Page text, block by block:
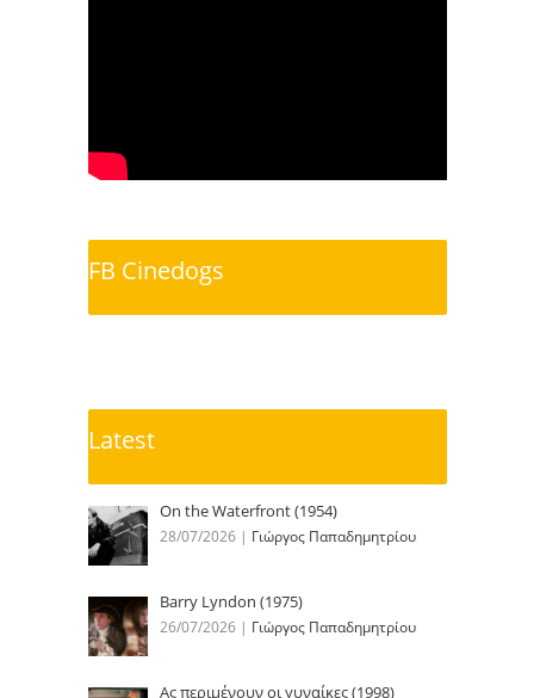
FB Cinedogs
Latest
On the Waterfront (1954)
28/07/2026 | Γιώργος Παπαδημητρίου
Barry Lyndon (1975)
26/07/2026 | Γιώργος Παπαδημητρίου
Ας περιμένουν οι γυναίκες (1998)